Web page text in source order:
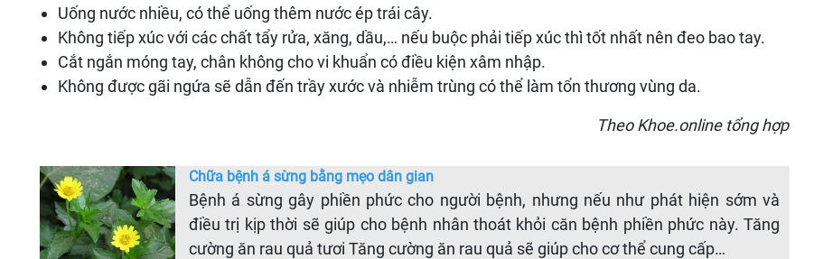
Uống nước nhiều, có thể uống thêm nước ép trái cây.
Không tiếp xúc với các chất tẩy rửa, xăng, dầu,… nếu buộc phải tiếp xúc thì tốt nhất nên đeo bao tay.
Cắt ngắn móng tay, chân không cho vi khuẩn có điều kiện xâm nhập.
Không được gãi ngứa sẽ dẫn đến trầy xước và nhiễm trùng có thể làm tổn thương vùng da.
Theo Khoe.online tổng hợp
Chữa bệnh á sừng bằng mẹo dân gian
Bệnh á sừng gây phiền phức cho người bệnh, nhưng nếu như phát hiện sớm và
điều trị kịp thời sẽ giúp cho bệnh nhân thoát khỏi căn bệnh phiền phức này. Tăng
cường ăn rau quả tươi Tăng cường ăn rau quả sẽ giúp cho cơ thể cung cấp…